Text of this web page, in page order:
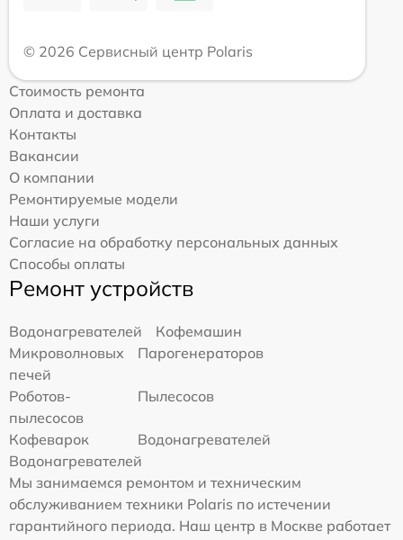
© 2026 Сервисный центр Polaris
Стоимость ремонта
Оплата и доставка
Контакты
Вакансии
О компании
Ремонтируемые модели
Наши услуги
Согласие на обработку персональных данных
Способы оплаты
Ремонт устройств
Водонагревателей
Кофемашин
Микроволновых
печей
Парогенераторов
Роботов-
пылесосов
Пылесосов
Кофеварок
Водонагревателей
Водонагревателей
Мы занимаемся ремонтом и техническим
обслуживанием техники Polaris по истечении
гарантийного периода. Наш центр в Москве работает